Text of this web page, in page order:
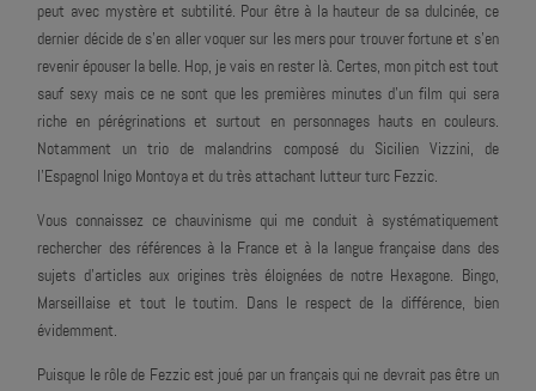
peut avec mystère et subtilité. Pour être à la hauteur de sa dulcinée, ce
dernier décide de s'en aller voquer sur les mers pour trouver fortune et s'en
revenir épouser la belle. Hop, je vais en rester là. Certes, mon pitch est tout
sauf sexy mais ce ne sont que les premières minutes d'un film qui sera
riche en pérégrinations et surtout en personnages hauts en couleurs.
Notamment un trio de malandrins composé du Sicilien Vizzini, de
l'Espagnol Inigo Montoya et du très attachant lutteur turc Fezzic.
Vous connaissez ce chauvinisme qui me conduit à systématiquement
rechercher des références à la France et à la langue française dans des
sujets d'articles aux origines très éloignées de notre Hexagone. Bingo,
Marseillaise et tout le toutim. Dans le respect de la différence, bien
évidemment.
Puisque le rôle de Fezzic est joué par un français qui ne devrait pas être un